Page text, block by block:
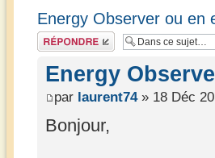
Energy Observer ou en
Répondre
Energy
par laurent74» 18 Déc
Bonjour,